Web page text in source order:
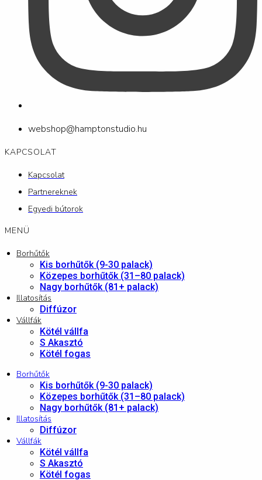
webshop@hamptonstudio.hu
KAPCSOLAT
Kapcsolat
Partnereknek
Egyedi bútorok
MENÜ
Borhűtők
Kis borhűtők (9-30 palack)
Közepes borhűtők (31–80 palack)
Nagy borhűtők (81+ palack)
Illatosítás
Diffúzor
Vállfák
Kötél vállfa
S Akasztó
Kötél fogas
Borhűtők
Kis borhűtők (9-30 palack)
Közepes borhűtők (31–80 palack)
Nagy borhűtők (81+ palack)
Illatosítás
Diffúzor
Vállfák
Kötél vállfa
S Akasztó
Kötél fogas